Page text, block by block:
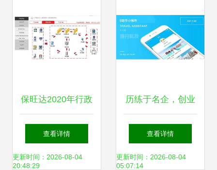
教育，软件开发助
力初心传承
保旺达2020年行政
主管工作职责解析
——基于南京软件
查看详情
更新时间：2026-08-04
20:48:29
历练于名企，创业
在一品威客 南京软
件开发团队的转型
查看详情
更新时间：2026-08-04
05:07:14